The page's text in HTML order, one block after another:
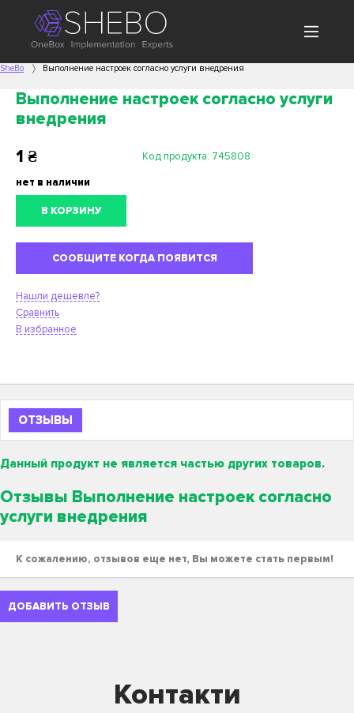
SheBo Выполнение настроек согласно услуги внедрения
Выполнение настроек согласно услуги
внедрения
1 ₴ Код продукта: 745808
нет в наличии
В КОРЗИНУ
СООБЩИТЕ КОГДА ПОЯВИТСЯ
Нашли дешевле?
Сравнить
В избранное
ОТЗЫВЫ
Данный продукт не является частью других товаров.
Отзывы Выполнение настроек согласно
услуги внедрения
К сожалению, отзывов еще нет, Вы можете стать первым!
ДОБАВИТЬ ОТЗЫВ
Контакти